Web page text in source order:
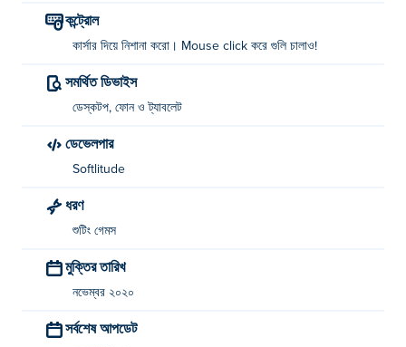
কন্ট্রোল
কার্সার দিয়ে নিশানা করো। Mouse click করে গুলি চালাও!
সমর্থিত ডিভাইস
ডেস্কটপ, ফোন ও ট্যাবলেট
ডেভেলপার
Softlitude
ধরণ
শুটিং গেমস
মুক্তির তারিখ
নভেম্বর ২০২০
সর্বশেষ আপডেট